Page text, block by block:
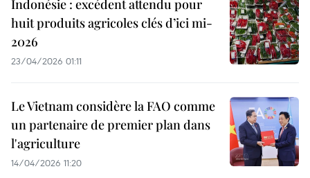
Indonésie : excédent attendu pour
huit produits agricoles clés d’ici mi-
2026
23/04/2026 01:11
Le Vietnam considère la FAO comme
un partenaire de premier plan dans
l'agriculture
14/04/2026 11:20